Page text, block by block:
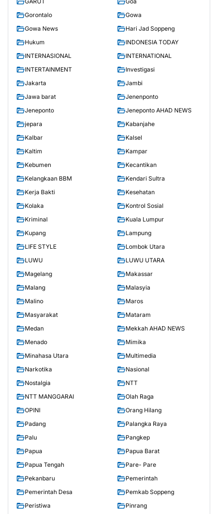
Gorontalo
Gowa
Gowa News
Hari Jad Soppeng
Hukum
INDONESIA TODAY
INTERNASIONAL
INTERNATIONAL
INTERTAINMENT
Investigasi
Jakarta
Jambi
Jawa barat
Jenenponto
Jeneponto
Jeneponto AHAD NEWS
jepara
Kabanjahe
Kalbar
Kalsel
Kaltim
Kampar
Kebumen
Kecantikan
Kelangkaan BBM
Kendari Sultra
Kerja Bakti
Kesehatan
Kolaka
Kontrol Sosial
Kriminal
Kuala Lumpur
Kupang
Lampung
LIFE STYLE
Lombok Utara
LUWU
LUWU UTARA
Magelang
Makassar
Malang
Malasyia
Malino
Maros
Masyarakat
Mataram
Medan
Mekkah AHAD NEWS
Menado
Mimika
Minahasa Utara
Multimedia
Narkotika
Nasional
Nostalgia
NTT
NTT MANGGARAI
Olah Raga
OPINI
Orang Hilang
Padang
Palangka Raya
Palu
Pangkep
Papua
Papua Barat
Papua Tengah
Pare- Pare
Pekanbaru
Pemerintah
Pemerintah Desa
Pemkab Soppeng
Peristiwa
Pinrang